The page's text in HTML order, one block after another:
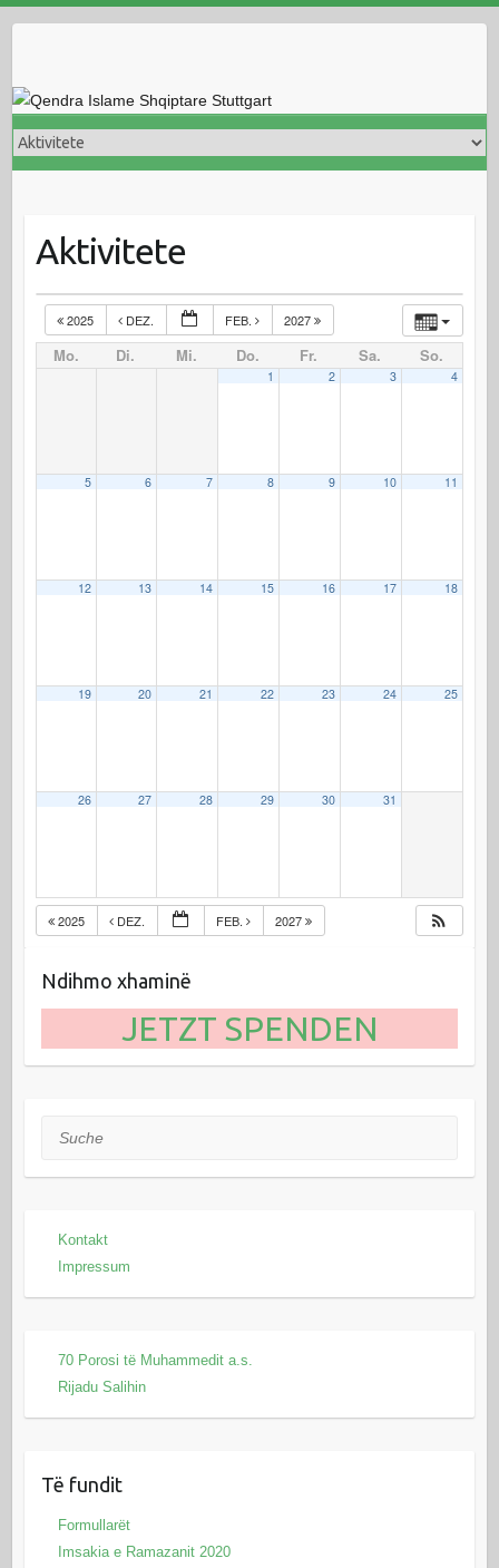
Aktivitete
2025 DEZ. FEB. 2027
Mo. Di. Mi. Do. Fr. Sa. So.
1 2 3 4
5 6 7 8 9 10 11
12 13 14 15 16 17 18
19 20 21 22 23 24 25
26 27 28 29 30 31
2025 DEZ. FEB. 2027
Ndihmo xhaminë
JETZT SPENDEN
Suche
Kontakt
Impressum
70 Porosi të Muhammedit a.s.
Rijadu Salihin
Të fundit
Formullarët
Imsakia e Ramazanit 2020